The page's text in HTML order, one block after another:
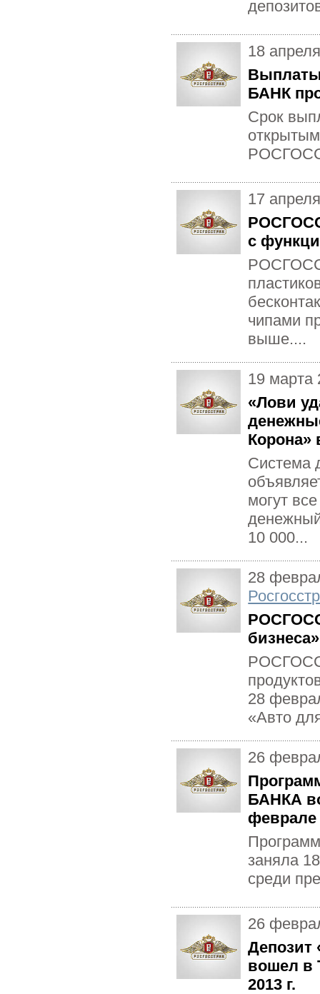
18
БАНК
Срок
17
с
чипами
выше....
19 марта
«Лови
Система
могут
10 000...
28
бизнеса»
28
«Авто
26
БАНКА
феврале
заняла
среди
26
вошел в
2013 г.